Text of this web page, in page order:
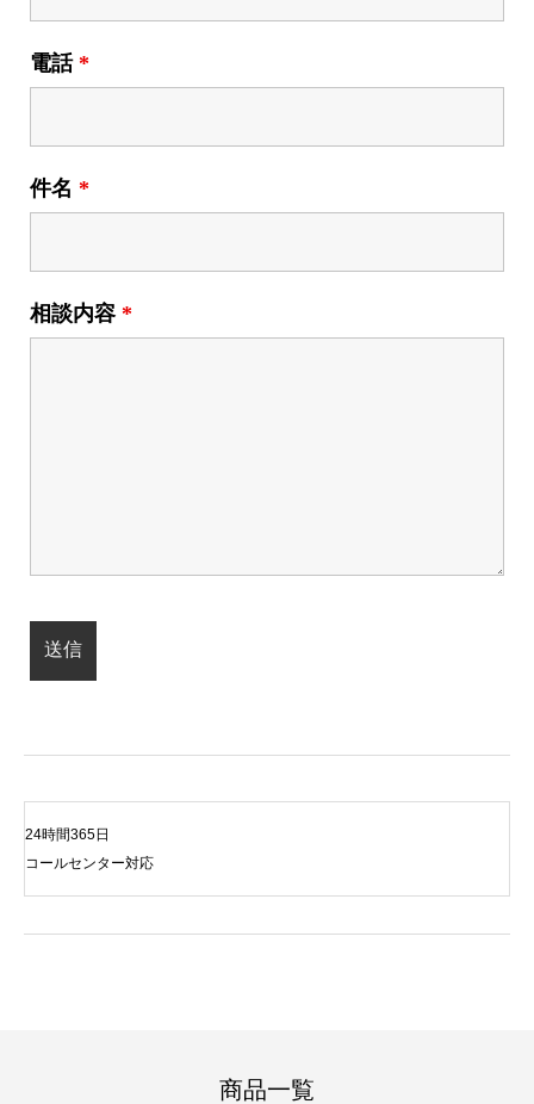
電話 *
件名 *
相談内容 *
24時間365日
コールセンター対応
商品一覧